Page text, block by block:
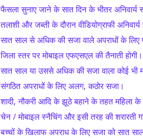
फैसला सुनाए जाने के सात दिन के भीतर
तलाशी और जब्ती के दौरान वीडियोग्राफी अनिवार्य
सात साल से अधिक की सजा वाले अपराधों के लिए
जिला स्तर पर मोबाइल एफएसएल की तैनाती होगी।
सात साल या उससे अधिक की सजा वाला कोई भी
संगठित अपराधों के लिए अलग, कठोर सजा।
शादी, नौकरी आदि के झूठे बहाने के तहत महिला
चेन / मोबाइल स्नैचिंग और इसी तरह की शरारती
बच्चों के खिलाफ अपराध के लिए सजा को सात